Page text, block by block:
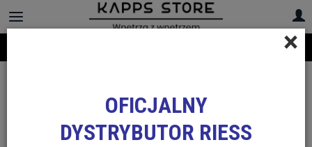
+48 22 299 19 84
×
OFICJALNY
DYSTRYBUTOR RIESS